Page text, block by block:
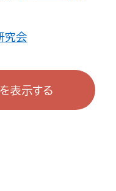
究会
田公園 地域活
表示する